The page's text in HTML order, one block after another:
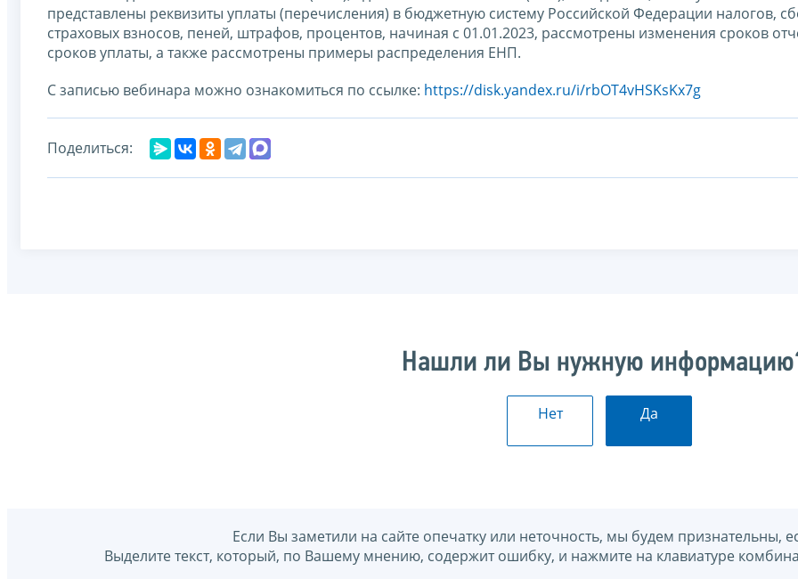
представлены реквизиты уплаты (перечисления) в бюджетную систему Российской Федерации налогов,
страховых взносов, пеней, штрафов, процентов, начиная с 01.01.2023, рассмотрены изменения сроков
сроков уплаты, а также рассмотрены примеры распределения ЕНП.
С записью вебинара можно ознакомиться по ссылке: https://disk.yandex.ru/i/rbOT4vHSKsKx7g
Поделиться:
Нашли ли Вы нужную
Нет Да
Если Вы заметили на сайте опечатку или неточность, мы будем признательны,
Выделите текст, который, по Вашему мнению, содержит ошибку, и нажмите на клавиатуре